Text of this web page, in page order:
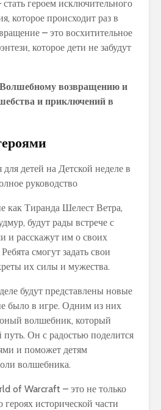
героем исключительного
которое происходит раз в
– это восхитительное
которое дети не забудут
возвращению и
и приключений в
как Тиранда Шелест Ветра,
будут рады встрече с
и расскажут им о своих
смогут задать свои
их силы и мужества.
будут представлены новые
было в игре. Одним из них
волшебник, который
путь. Он с радостью поделится
и поможет детям
волшебника.
of Warcraft – это не только
героях исторической части